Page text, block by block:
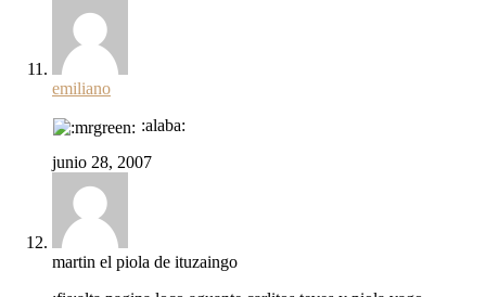
emiliano
:alaba:
junio 28, 2007
martin el piola de ituzaingo